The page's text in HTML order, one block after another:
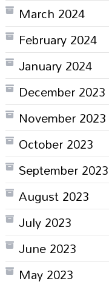
March 2024
February 2024
January 2024
December 2023
November 2023
October 2023
September 2023
August 2023
July 2023
June 2023
May 2023